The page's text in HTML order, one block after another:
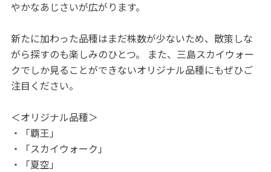
やかなあじさいが広がります。
新たに加わった品種はまだ株数が少ないため、散策しな
がら探すのも楽しみのひとつ。 また、三島スカイウォー
クでしか見ることができないオリジナル品種にもぜひご
注目ください。
＜オリジナル品種＞
・「覇王」
・「スカイウォーク」
・「夏空」